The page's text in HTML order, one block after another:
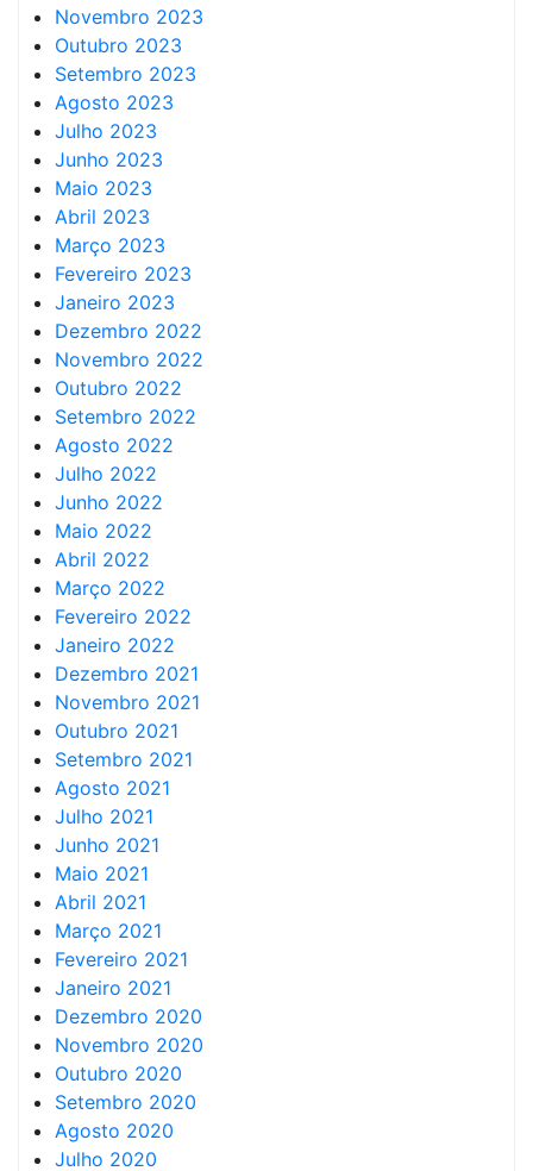
Novembro 2023
Outubro 2023
Setembro 2023
Agosto 2023
Julho 2023
Junho 2023
Maio 2023
Abril 2023
Março 2023
Fevereiro 2023
Janeiro 2023
Dezembro 2022
Novembro 2022
Outubro 2022
Setembro 2022
Agosto 2022
Julho 2022
Junho 2022
Maio 2022
Abril 2022
Março 2022
Fevereiro 2022
Janeiro 2022
Dezembro 2021
Novembro 2021
Outubro 2021
Setembro 2021
Agosto 2021
Julho 2021
Junho 2021
Maio 2021
Abril 2021
Março 2021
Fevereiro 2021
Janeiro 2021
Dezembro 2020
Novembro 2020
Outubro 2020
Setembro 2020
Agosto 2020
Julho 2020